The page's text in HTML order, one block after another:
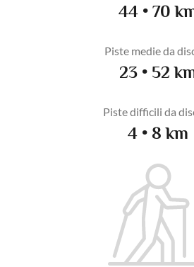
44 • 70
Piste medie da
23 • 52
Piste difficili da
4 • 8 km